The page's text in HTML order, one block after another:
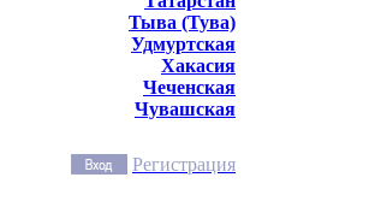
Тыва (Тува)
Удмуртская
Хакасия
Чеченская
Чувашская
Регистрация